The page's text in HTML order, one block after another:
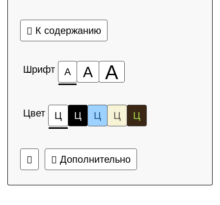
К содержанию
Шрифт А А А
Цвет Ц Ц Ц Ц Ц
Дополнительно